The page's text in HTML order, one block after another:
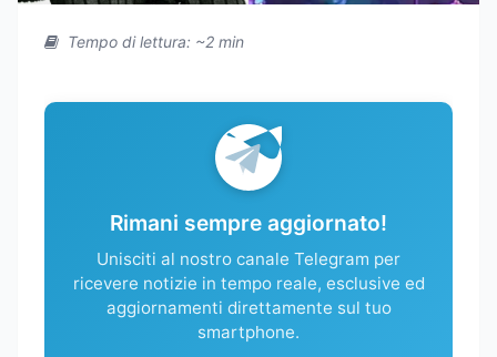
Tempo di lettura: ~2 min
Rimani sempre aggiornato!
Unisciti al nostro canale Telegram per
ricevere notizie in tempo reale, esclusive ed
aggiornamenti direttamente sul tuo
smartphone.